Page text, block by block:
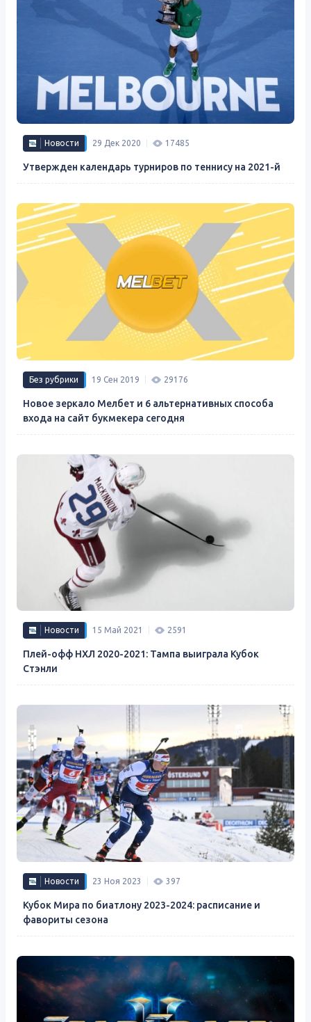
Новости 29 Дек 2020 17485
Утвержден календарь турниров по теннису на 2021-й
Без рубрики 19 Сен 2019 29176
Новое зеркало Мелбет и 6 альтернативных способа
входа на сайт букмекера сегодня
Новости 15 Май 2021 2591
Плей-офф НХЛ 2020-2021: Тампа выиграла Кубок
Стэнли
Новости 23 Ноя 2023 397
Кубок Мира по биатлону 2023-2024: расписание и
фавориты сезона